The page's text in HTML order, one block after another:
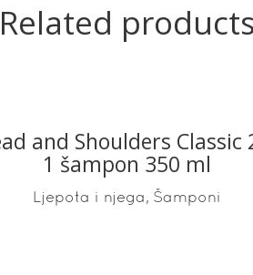
Related products
READ MORE
and Shoulders Classic
1 šampon 350 ml
Ljepota i njega, Šamponi